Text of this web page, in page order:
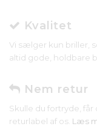
Kvalitet
Vi sælger kun briller,
altid gode, holdbare
Nem retur
Skulle du fortryde,
returlabel af os. Læs